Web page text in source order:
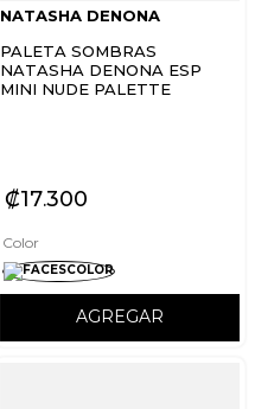
NATASHA DENONA
PALETA SOMBRAS
NATASHA DENONA ESP
MINI NUDE PALETTE
₡17300
Color
AGREGAR